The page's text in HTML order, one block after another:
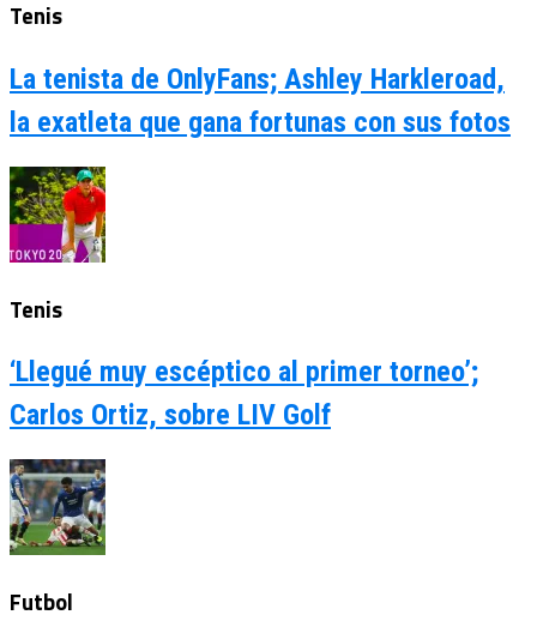
Tenis
La tenista de OnlyFans; Ashley Harkleroad,
la exatleta que gana fortunas con sus fotos
Tenis
‘Llegué muy escéptico al primer torneo’;
Carlos Ortiz, sobre LIV Golf
Futbol